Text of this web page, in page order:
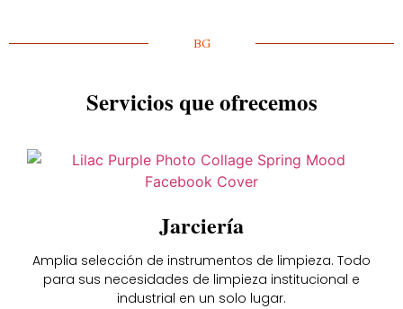
BG
Servicios que ofrecemos
Jarciería
Amplia selección de instrumentos de limpieza. Todo
para sus necesidades de limpieza institucional e
industrial en un solo lugar.